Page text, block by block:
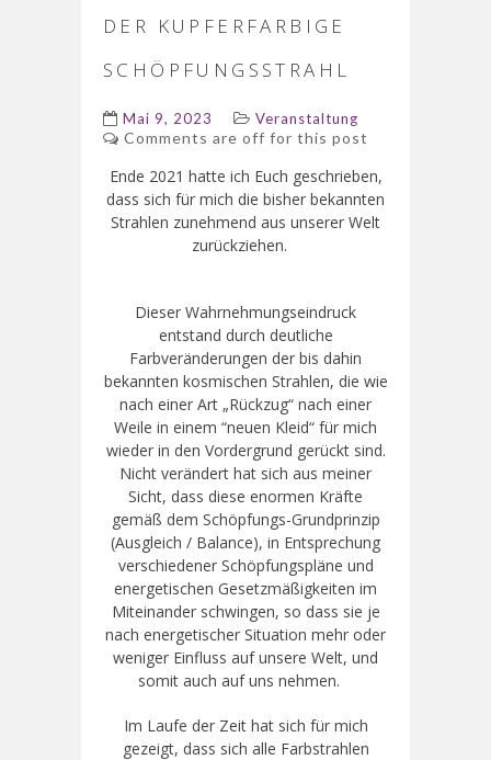
DER KUPFERFARBIGE
SCHÖPFUNGSSTRAHL
Mai 9, 2023 Veranstaltung
Comments are off for this post
Ende 2021 hatte ich Euch geschrieben,
dass sich für mich die bisher bekannten
Strahlen zunehmend aus unserer Welt
zurückziehen.
Dieser Wahrnehmungseindruck
entstand durch deutliche
Farbveränderungen der bis dahin
bekannten kosmischen Strahlen, die wie
nach einer Art „Rückzug“ nach einer
Weile in einem “neuen Kleid“ für mich
wieder in den Vordergrund gerückt sind.
Nicht verändert hat sich aus meiner
Sicht, dass diese enormen Kräfte
gemäß dem Schöpfungs-Grundprinzip
(Ausgleich / Balance), in Entsprechung
verschiedener Schöpfungspläne und
energetischen Gesetzmäßigkeiten im
Miteinander schwingen, so dass sie je
nach energetischer Situation mehr oder
weniger Einfluss auf unsere Welt, und
somit auch auf uns nehmen.
Im Laufe der Zeit hat sich für mich
gezeigt, dass sich alle Farbstrahlen